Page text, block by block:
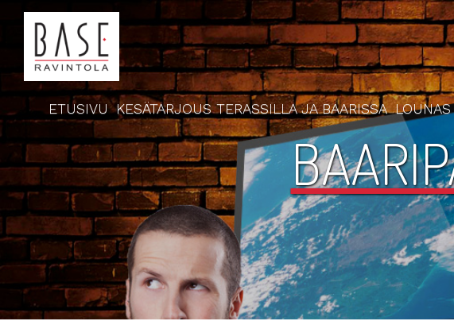
ETUSIVU KESÄTARJOUS TERASSILLA JA BAARISSA LOUNAS